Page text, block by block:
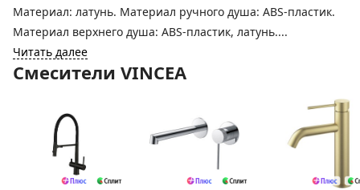
Материал: латунь. Материал ручного душа: ABS-пластик.
Материал верхнего душа: ABS-пластик, латунь....
Читать далее
Смесители VINCEA